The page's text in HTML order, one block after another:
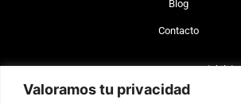
Valoramos tu privacidad
Blog
Contacto
+56 977 642 660 (Chile)
+34 744 743 462 (España)